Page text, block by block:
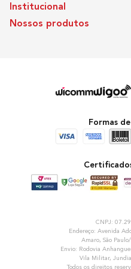
1600W
3 Velocidades
Fluxo de Ar
Comprimento do
Institucional
Nossos produtos
Formas
CNPJ:
Endereço: Avenida
Amaro, São
Envio: Rodovia
Vila Militar,
Todos os direitos